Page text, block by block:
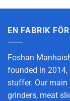
EN FABRIK
Foshan
founded in
stuffer. Our
grinders, meat